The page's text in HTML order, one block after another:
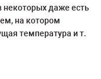
некоторых даже есть
на котором
температура и т.